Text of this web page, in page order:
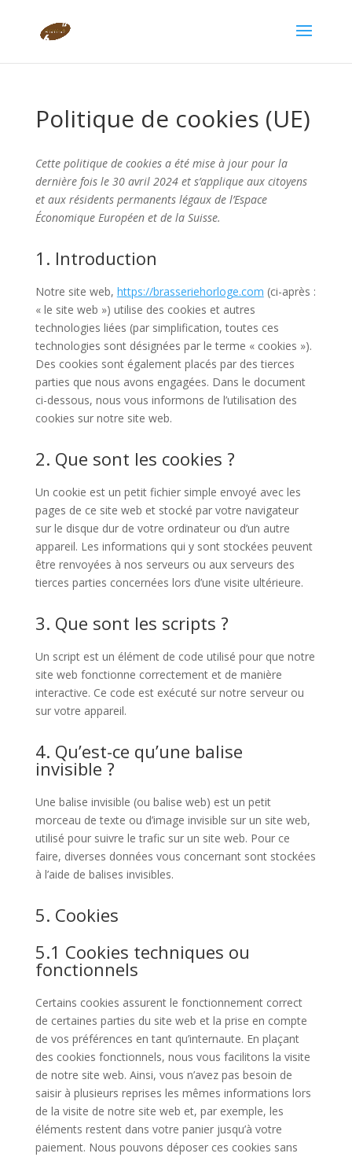
Politique de cookies (UE)
Cette politique de cookies a été mise à jour pour la
dernière fois le 30 avril 2024 et s’applique aux citoyens
et aux résidents permanents légaux de l’Espace
Économique Européen et de la Suisse.
1. Introduction
Notre site web, https://brasseriehorloge.com (ci-après :
« le site web ») utilise des cookies et autres
technologies liées (par simplification, toutes ces
technologies sont désignées par le terme « cookies »).
Des cookies sont également placés par des tierces
parties que nous avons engagées. Dans le document
ci-dessous, nous vous informons de l’utilisation des
cookies sur notre site web.
2. Que sont les cookies ?
Un cookie est un petit fichier simple envoyé avec les
pages de ce site web et stocké par votre navigateur
sur le disque dur de votre ordinateur ou d’un autre
appareil. Les informations qui y sont stockées peuvent
être renvoyées à nos serveurs ou aux serveurs des
tierces parties concernées lors d’une visite ultérieure.
3. Que sont les scripts ?
Un script est un élément de code utilisé pour que notre
site web fonctionne correctement et de manière
interactive. Ce code est exécuté sur notre serveur ou
sur votre appareil.
4. Qu’est-ce qu’une balise
invisible ?
Une balise invisible (ou balise web) est un petit
morceau de texte ou d’image invisible sur un site web,
utilisé pour suivre le trafic sur un site web. Pour ce
faire, diverses données vous concernant sont stockées
à l’aide de balises invisibles.
5. Cookies
5.1 Cookies techniques ou
fonctionnels
Certains cookies assurent le fonctionnement correct
de certaines parties du site web et la prise en compte
de vos préférences en tant qu’internaute. En plaçant
des cookies fonctionnels, nous vous facilitons la visite
de notre site web. Ainsi, vous n’avez pas besoin de
saisir à plusieurs reprises les mêmes informations lors
de la visite de notre site web et, par exemple, les
éléments restent dans votre panier jusqu’à votre
paiement. Nous pouvons déposer ces cookies sans